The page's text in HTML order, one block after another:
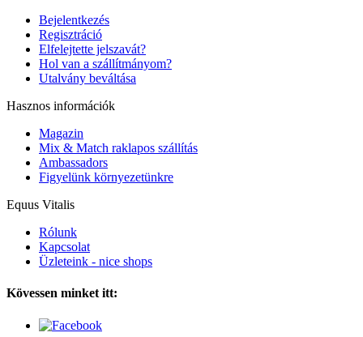
Bejelentkezés
Regisztráció
Elfelejtette jelszavát?
Hol van a szállítmányom?
Utalvány beváltása
Hasznos információk
Magazin
Mix & Match raklapos szállítás
Ambassadors
Figyelünk környezetünkre
Equus Vitalis
Rólunk
Kapcsolat
Üzleteink - nice shops
Kövessen minket itt: